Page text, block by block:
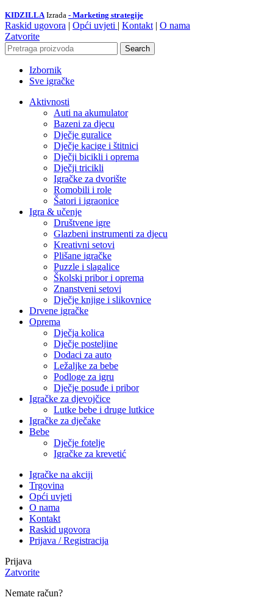
KIDZILLA Izrada - Marketing strategije
Raskid ugovora Opći uvjeti Kontakt| O nama
Zatvorite
Search
Izbornik
Sve igračke
Aktivnosti
Auti na akumulator
Bazeni za djecu
Dječje guralice
Dječje kacige i štitnici
Dječji bicikli i oprema
Dječji tricikli
Igračke za dvorište
Romobili i role
Šatori i igraonice
Igra & učenje
Društvene igre
Glazbeni instrumenti za djecu
Kreativni setovi
Plišane igračke
Puzzle i slagalice
Školski pribor i oprema
Znanstveni setovi
Dječje knjige i slikovnice
Drvene igračke
Oprema
Dječja kolica
Dječje posteljine
Dodaci za auto
Ležaljke za bebe
Podloge za igru
Dječje posuđe i pribor
Igračke za djevojčice
Lutke bebe i druge lutkice
Igračke za dječake
Bebe
Dječje fotelje
Igračke za krevetić
Igračke na akciji
Trgovina
Opći uvjeti
O nama
Kontakt
Raskid ugovora
Prijava / Registracija
Prijava
Zatvorite
Nemate račun?